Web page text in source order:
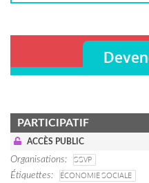
PARTICIPATIF
ACCÈS PUBLIC
Organisations
SSVP
Étiquettes
ÉCONOMIE SOCIALE